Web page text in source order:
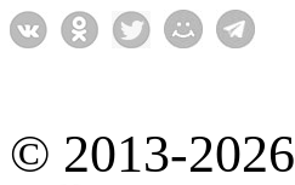
© 2013-2026